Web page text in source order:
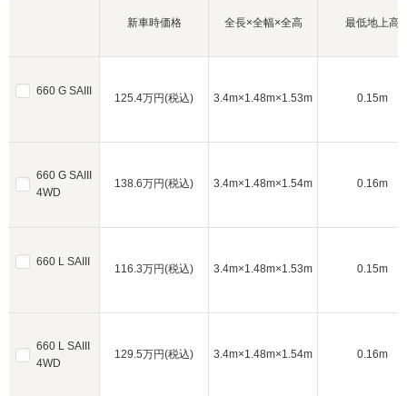
660 G SAIII
660 G SAIII
4WD
660 L SAIII
660 L SAIII
4WD
新車時価格 全長×全幅×全高 最低地上高
125.4万円(税込) 3.4m×1.48m×1.53m 0.15m
138.6万円(税込) 3.4m×1.48m×1.54m 0.16m
116.3万円(税込) 3.4m×1.48m×1.53m 0.15m
129.5万円(税込) 3.4m×1.48m×1.54m 0.16m